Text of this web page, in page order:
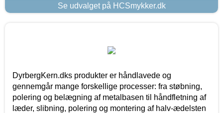
Se udvalget på HCSmykker.dk
DyrbergKern.dks produkter er håndlavede og
gennemgår mange forskellige processer: fra støbning,
polering og belægning af metalbasen til håndfletning af
læder, slibning, polering og montering af halv-ædelsten